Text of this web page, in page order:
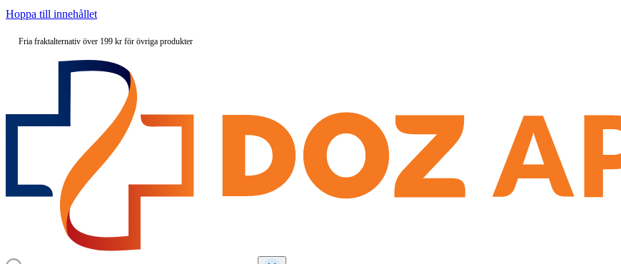
Hoppa till innehållet
Fria fraktalternativ över 199 kr för övriga produkter